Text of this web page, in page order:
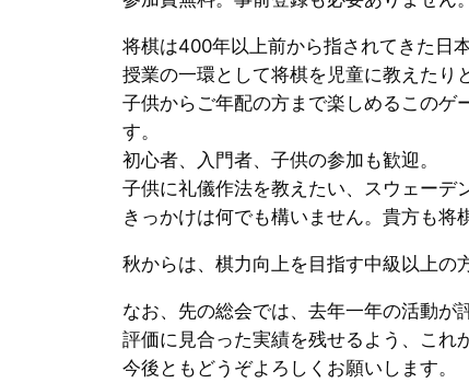
将棋は400年以上前から指されてきた日
授業の一環として将棋を児童に教えたり
子供からご年配の方まで楽しめるこのゲ
す。
初心者、入門者、子供の参加も歓迎。
子供に礼儀作法を教えたい、スウェーデ
きっかけは何でも構いません。貴方も将
秋からは、棋力向上を目指す中級以上の
なお、先の総会では、去年一年の活動が
評価に見合った実績を残せるよう、これ
今後ともどうぞよろしくお願いします。